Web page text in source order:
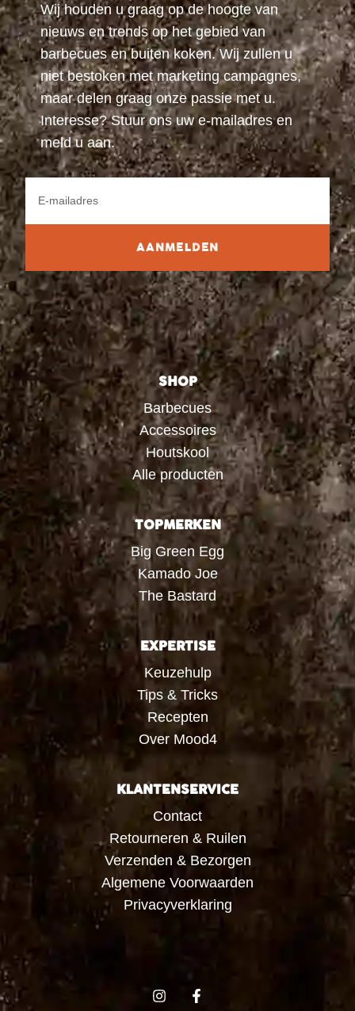
Wij houden u graag op de hoogte van
nieuws en trends op het gebied van
barbecues en buiten koken. Wij zullen u
niet bestoken met marketing campagnes,
maar delen graag onze passie met u.
Interesse? Stuur ons uw e-mailadres en
meld u aan.
AANMELDEN
SHOP
Barbecues
Accessoires
Houtskool
Alle producten
TOPMERKEN
Big Green Egg
Kamado Joe
The Bastard
EXPERTISE
Keuzehulp
Tips & Tricks
Recepten
Over Mood4
KLANTENSERVICE
Contact
Retourneren & Ruilen
Verzenden & Bezorgen
Algemene Voorwaarden
Privacyverklaring